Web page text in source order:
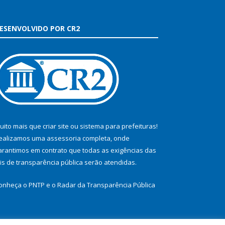
POR CR2
mais que criar site ou sistema para prefeituras!
uma assessoria completa, onde
em contrato que todas as exigências das
de transparência pública serão atendidas.
o PNTP e o Radar da Transparência Pública